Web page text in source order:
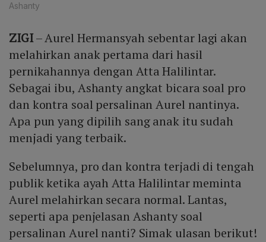
Ashanty
ZIGI– Aurel Hermansyah sebentar lagi akan
melahirkan anak pertama dari hasil
pernikahannya dengan Atta Halilintar.
Sebagai ibu, Ashanty angkat bicara soal pro
dan kontra soal persalinan Aurel nantinya.
Apa pun yang dipilih sang anak itu sudah
menjadi yang terbaik.
Sebelumnya, pro dan kontra terjadi di tengah
publik ketika ayah Atta Halilintar meminta
Aurel melahirkan secara normal. Lantas,
seperti apa penjelasan Ashanty soal
persalinan Aurel nanti? Simak ulasan berikut!